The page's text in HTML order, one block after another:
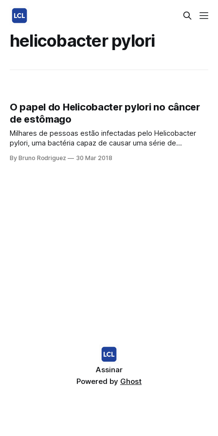
helicobacter pylori
O papel do Helicobacter pylori no câncer
de estômago
Milhares de pessoas estão infectadas pelo Helicobacter
pylori, uma bactéria capaz de causar uma série de
Helicobacter pylori (H. pylori) é uma bactéria conhecida há
By Bruno Rodriguez 30 Mar 2018
Assinar
Powered by Ghost